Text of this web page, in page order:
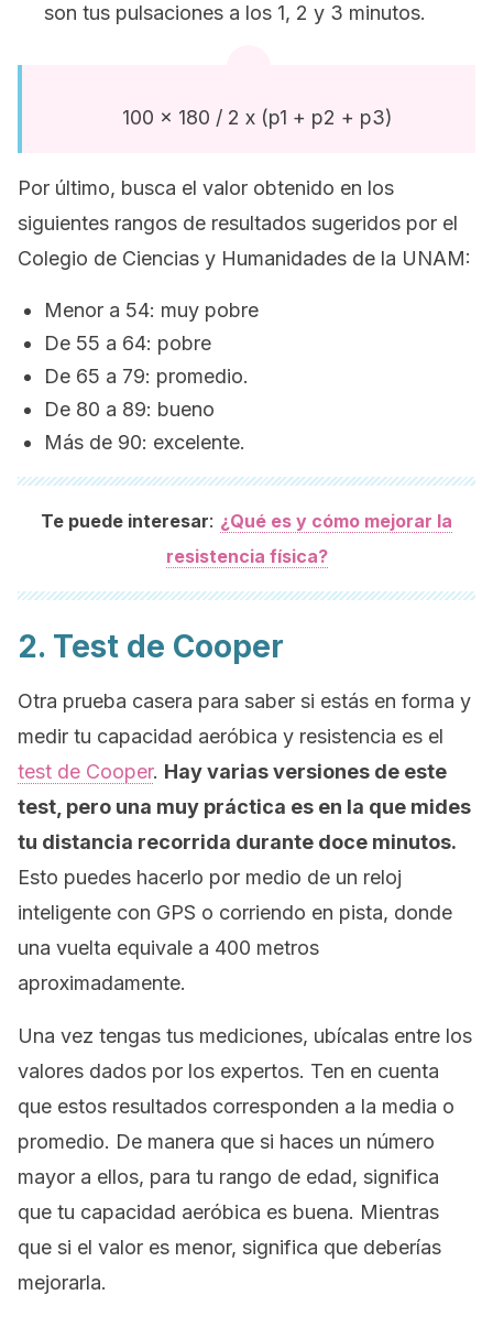
son tus pulsaciones a los 1, 2 y 3 minutos.
100 x 180 / 2 x (p1 + p2 + p3)
Por último, busca el valor obtenido en los
siguientes rangos de resultados sugeridos por el
Colegio de Ciencias y Humanidades de la UNAM:
Menor a 54: muy pobre
De 55 a 64: pobre
De 65 a 79: promedio.
De 80 a 89: bueno
Más de 90: excelente.
Te puede interesar: ¿Qué es y cómo mejorar la
resistencia física?
2. Test de Cooper
Otra prueba casera para saber si estás en forma y
medir tu capacidad aeróbica y resistencia es el
test de Cooper. Hay varias versiones de este
test, pero una muy práctica es en la que mides
tu distancia recorrida durante doce minutos.
Esto puedes hacerlo por medio de un reloj
inteligente con GPS o corriendo en pista, donde
una vuelta equivale a 400 metros
aproximadamente.
Una vez tengas tus mediciones, ubícalas entre los
valores dados por los expertos. Ten en cuenta
que estos resultados corresponden a la media o
promedio. De manera que si haces un número
mayor a ellos, para tu rango de edad, significa
que tu capacidad aeróbica es buena. Mientras
que si el valor es menor, significa que deberías
mejorarla.